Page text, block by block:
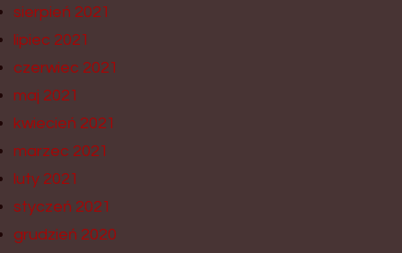
sierpień 2021
lipiec 2021
czerwiec 2021
maj 2021
kwiecień 2021
marzec 2021
luty 2021
styczeń 2021
grudzień 2020